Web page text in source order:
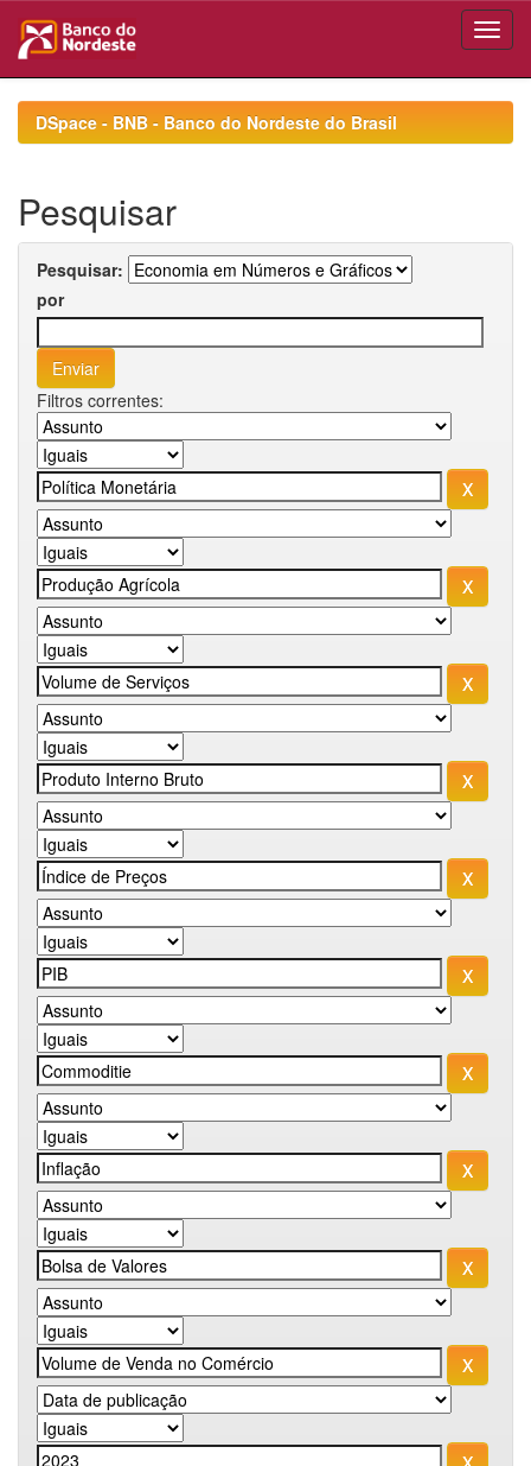
navigationDSpace - BNB - Banco do Nordeste do Brasil
Pesquisar
Pesquisar:
por
Filtros correntes: